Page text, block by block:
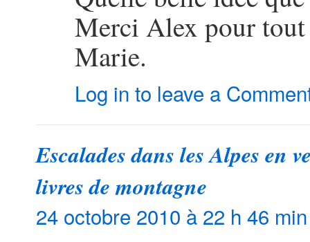
Merci Alex pour tout
Marie.
Log in to leave a
Escalades dans les Alpes en
livres de montagne
24 octobre 2010 à 22 h 46 min